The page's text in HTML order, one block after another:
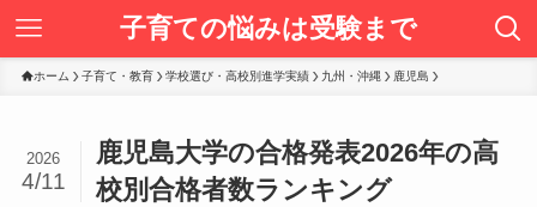
子育ての悩みは受験まで
ホーム 子育て・教育 学校選び・高校別進学実績 九州・沖縄 鹿児島
鹿児島大学の合格発表2026年の高
校別合格者数ランキング
2026
4/11